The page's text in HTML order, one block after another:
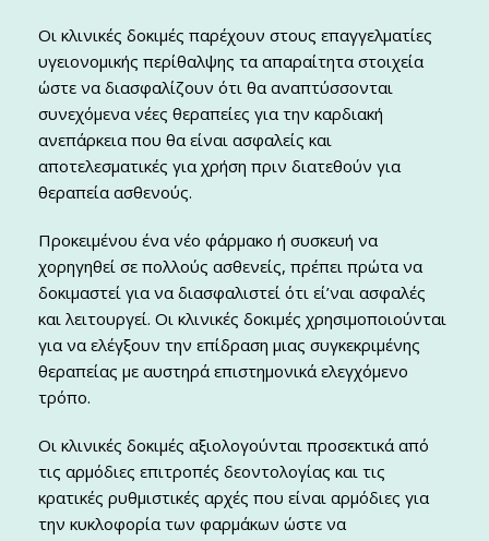
Οι κλινικές δοκιμές παρέχουν στους επαγγελματίες
υγειονομικής περίθαλψης τα απαραίτητα στοιχεία
ώστε να διασφαλίζουν ότι θα αναπτύσσονται
συνεχόμενα νέες θεραπείες για την καρδιακή
ανεπάρκεια που θα είναι ασφαλείς και
αποτελεσματικές για χρήση πριν διατεθούν για
θεραπεία ασθενούς.
Προκειμένου ένα νέο φάρμακο ή συσκευή να
χορηγηθεί σε πολλούς ασθενείς, πρέπει πρώτα να
δοκιμαστεί για να διασφαλιστεί ότι εί’ναι ασφαλές
και λειτουργεί. Οι κλινικές δοκιμές χρησιμοποιούνται
για να ελέγξουν την επίδραση μιας συγκεκριμένης
θεραπείας με αυστηρά επιστημονικά ελεγχόμενο
τρόπο.
Οι κλινικές δοκιμές αξιολογούνται προσεκτικά από
τις αρμόδιες επιτροπές δεοντολογίας και τις
κρατικές ρυθμιστικές αρχές που είναι αρμόδιες για
την κυκλοφορία των φαρμάκων ώστε να